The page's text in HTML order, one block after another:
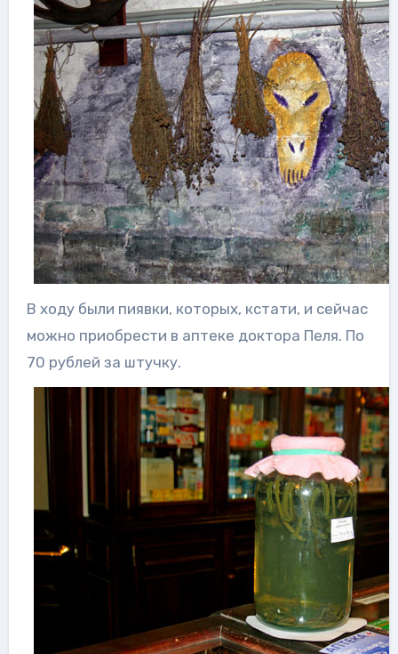
В ходу были пиявки, которых, кстати, и сейчас
можно приобрести в аптеке доктора Пеля. По
70 рублей за штучку.